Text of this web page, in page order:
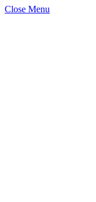
Close Menu